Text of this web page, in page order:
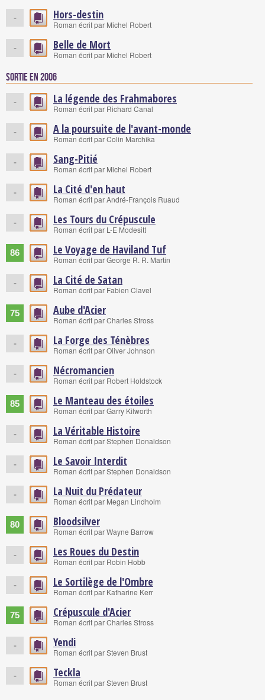
- Hors-destin
Roman écrit par Michel Robert
- Belle de Mort
Roman écrit par Michel Robert
Sortie en 2006
- La légende des Frahmabores
Roman écrit par Richard Canal
- A la poursuite de l'avant-monde
Roman écrit par Colin Marchika
- Sang-Pitié
Roman écrit par Michel Robert
- La Cité d'en haut
Roman écrit par André-François Ruaud
- Les Tours du Crépuscule
Roman écrit par L-E Modesitt
86 Le Voyage de Haviland Tuf
Roman écrit par George R. R. Martin
- La Cité de Satan
Roman écrit par Fabien Clavel
75 Aube d'Acier
Roman écrit par Charles Stross
- La Forge des Ténèbres
Roman écrit par Oliver Johnson
- Nécromancien
Roman écrit par Robert Holdstock
85 Le Manteau des étoiles
Roman écrit par Garry Kilworth
- La Véritable Histoire
Roman écrit par Stephen Donaldson
- Le Savoir Interdit
Roman écrit par Stephen Donaldson
- La Nuit du Prédateur
Roman écrit par Megan Lindholm
80 Bloodsilver
Roman écrit par Wayne Barrow
- Les Roues du Destin
Roman écrit par Robin Hobb
- Le Sortilège de l'Ombre
Roman écrit par Katharine Kerr
75 Crépuscule d'Acier
Roman écrit par Charles Stross
- Yendi
Roman écrit par Steven Brust
- Teckla
Roman écrit par Steven Brust